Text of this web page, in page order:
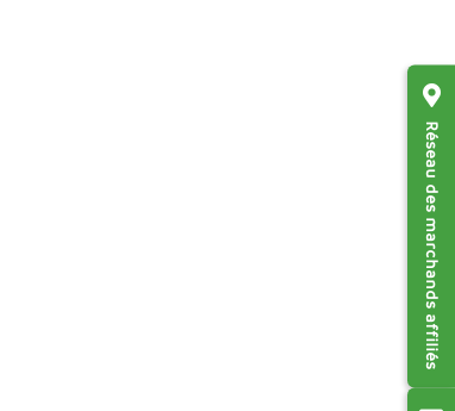
Réseau des marchands affiliés